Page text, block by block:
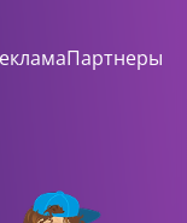
Партнеры